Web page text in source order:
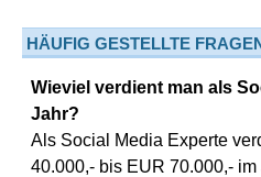
HÄUFIG GESTELLTE
Wieviel verdient man als
Jahr?
Als Social Media Experte
40.000,- bis EUR 70.000,- im